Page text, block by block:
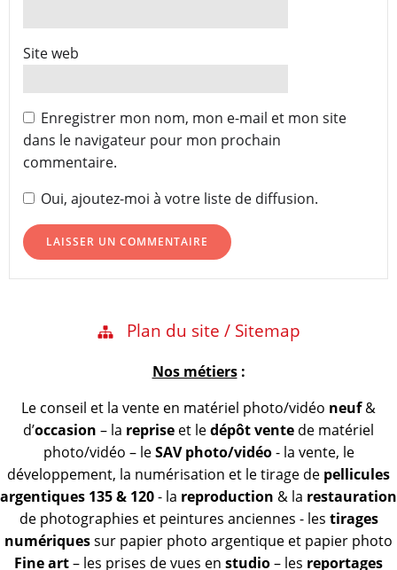
Site web
Enregistrer mon nom, mon e-mail et mon site
dans le navigateur pour mon prochain
commentaire.
Oui, ajoutez-moi à votre liste de diffusion.
Plan du site / Sitemap
Nos métiers:
Le conseil et la vente en matériel photo/vidéo neuf&
d’occasion – la reprise et ledépôt vente de matériel
photo/vidéo – leSAV photo/vidéo- la vente, le
développement, la numérisation et le tirage de pellicules
argentiques 135 & 120- la reproduction & la restauration
de photographies et peintures anciennes - les tirages
numériquessur papier photo argentique et papier photo
Fine art– les prises de vues en studio– les reportages